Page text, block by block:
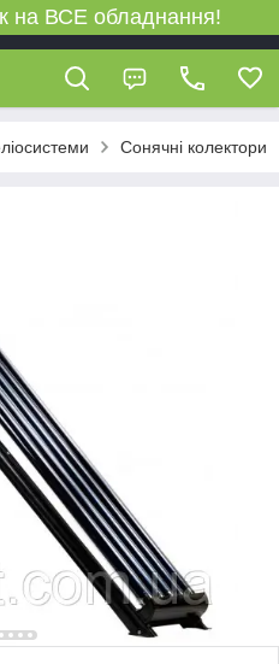
на ВСЕ обладнання!
Сонячні колектори